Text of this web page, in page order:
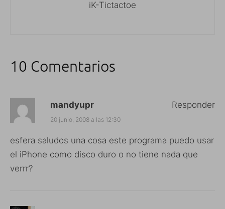
iK-Tictactoe
10 Comentarios
mandyupr
20 junio, 2008 a las 12:30
esfera saludos una cosa este programa puedo usar
el iPhone como disco duro o no tiene nada que
verrr?
Responder